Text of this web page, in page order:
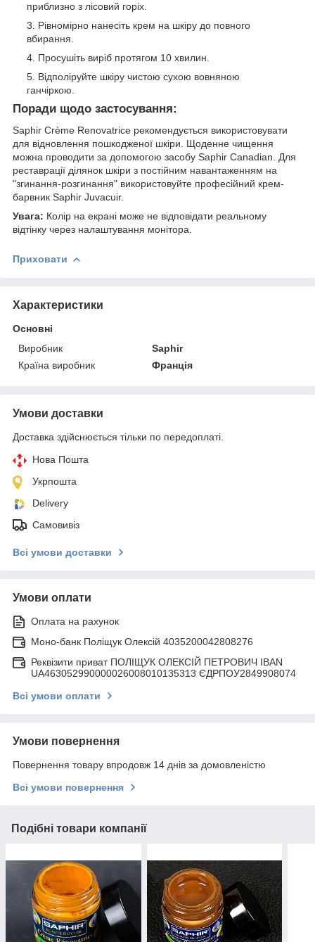
приблизно з лісовий горіх.
Рівномірно нанесіть крем на шкіру до повного
вбирання.
Просушіть виріб протягом 10 хвилин.
Відполіруйте шкіру чистою сухою вовняною
ганчіркою.
Поради щодо застосування:
Saphir Crème Renovatrice рекомендується використовувати
для відновлення пошкодженої шкіри. Щоденне чищення
можна проводити за допомогою засобу Saphir Canadian. Для
реставрації ділянок шкіри з постійним навантаженням на
"згинання-розгинання" використовуйте професійний крем-
барвник Saphir Juvacuir.
Увага: Колір на екрані може не відповідати реальному
відтінку через налаштування монітора.
Приховати
Характеристики
Основні
Виробник
Saphir
Країна виробник
Франція
Умови доставки
Доставка здійснюється тільки по передоплаті.
Нова Пошта
Укрпошта
Delivery
Самовивіз
Всі умови доставки
Умови оплати
Оплата на рахунок
Моно-банк Поліщук Олексій 4035200042808276
Реквізити приват ПОЛІЩУК ОЛЕКСІЙ ПЕТРОВИЧ IBAN
UA463052990000026008010135313 ЄДРПОУ2849908074
Всі умови оплати
Умови повернення
Повернення товару впродовж 14 днів за домовленістю
Всі умови повернення
Подібні товари компанії